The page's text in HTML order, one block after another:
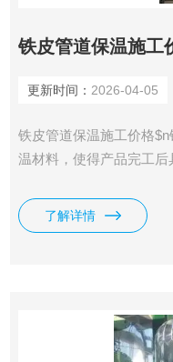
铁皮管道保温施工
更新时间： 2026-04-05
铁皮管道保温施工价格
温材料，使得产品完工后
铁皮保温*的优点，使其
等工业部门绝热保温、防
了解详情